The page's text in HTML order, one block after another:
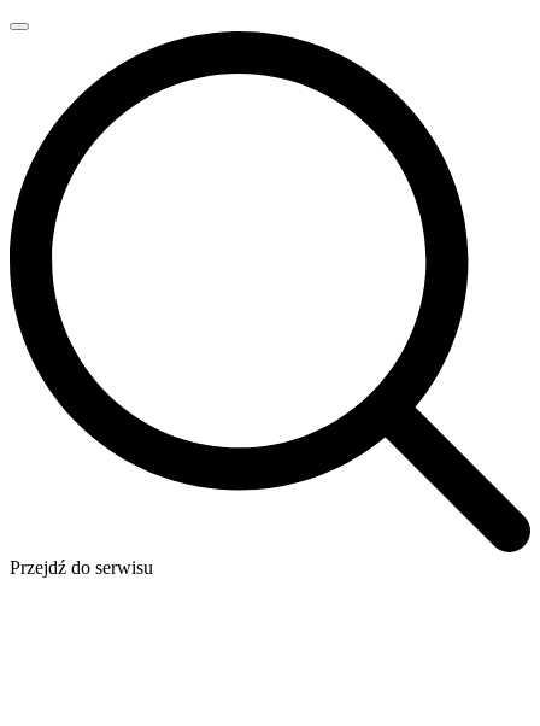
Przejdź do serwisu